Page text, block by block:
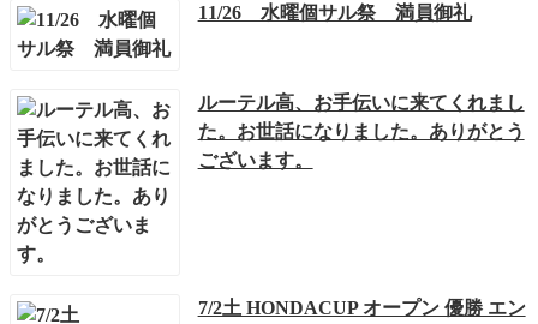
11/26 水曜個サル祭 満員御礼
ルーテル高、お手伝いに来てくれまし
た。お世話になりました。ありがとう
ございます。
7/2土 HONDACUP オープン 優勝 エン